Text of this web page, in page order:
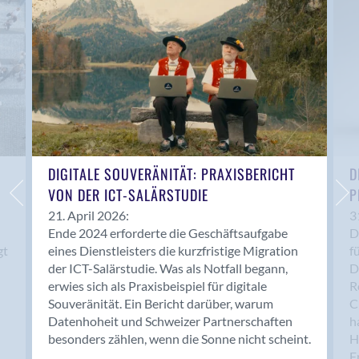
Anwil
Appenzell
Au SG
Baar
Baden
Balsthal
Balzers
Basel
Bassersdorf
Belp
Bendern
Benken (SG)
Bergdietikon
Berlin
Bern
Bern - Liebefeld
DIGITALE SOUVERÄNITÄT: PRAXISBERICHT
VON DER ICT-SALÄRSTUDIE
21. April 2026:
Ende 2024 erforderte die Geschäftsaufgabe
eines Dienstleisters die kurzfristige Migration
der ICT-Salärstudie. Was als Notfall begann,
erwies sich als Praxisbeispiel für digitale
Souveränität. Ein Bericht darüber, warum
Datenhoheit und Schweizer Partnerschaften
besonders zählen, wenn die Sonne nicht scheint.